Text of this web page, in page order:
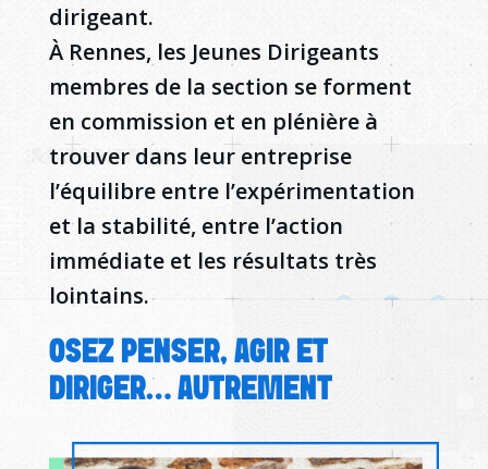
dirigeant.
À Rennes, les Jeunes Dirigeants
membres de la section se forment
en commission et en plénière à
trouver dans leur entreprise
l’équilibre entre l’expérimentation
et la stabilité, entre l’action
immédiate et les résultats très
lointains.
OSEZ PENSER, AGIR ET
DIRIGER… AUTREMENT